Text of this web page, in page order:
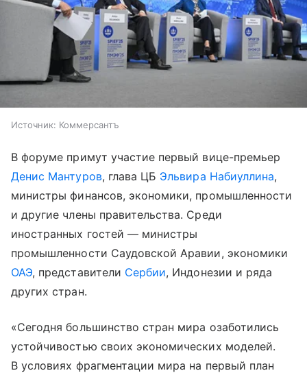
Источник: Коммерсантъ
В форуме примут участие первый вице-премьер
Денис Мантуров, глава ЦБ Эльвира Набиуллина,
министры финансов, экономики, промышленности
и другие члены правительства. Среди
иностранных гостей — министры
промышленности Саудовской Аравии, экономики
ОАЭ, представители Сербии, Индонезии и ряда
других стран.
«Сегодня большинство стран мира озаботились
устойчивостью своих экономических моделей.
В условиях фрагментации мира на первый план